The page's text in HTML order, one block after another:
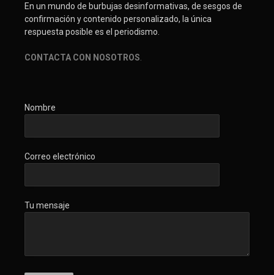
En un mundo de burbujas desinformativas, de sesgos de
confirmación y contenido personalizado, la única
respuesta posible es el periodismo.
CONTACTA CON NOSOTROS
Nombre
Correo electrónico
Tu mensaje